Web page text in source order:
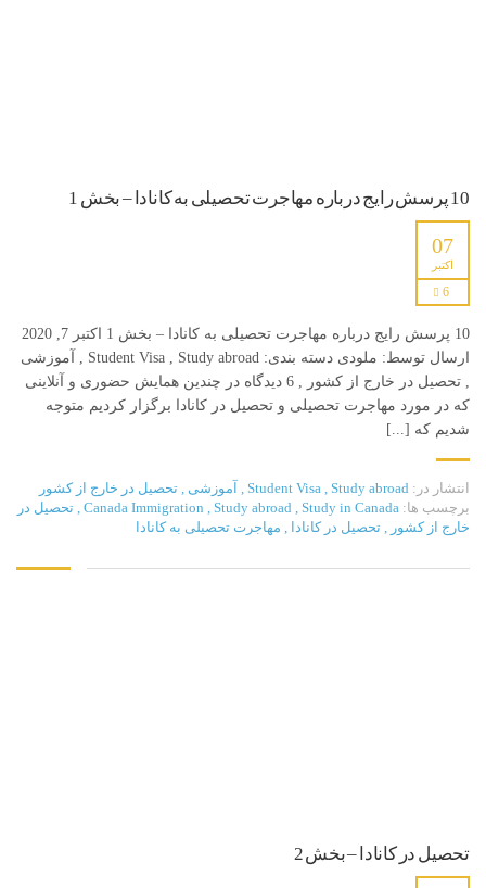
10 پرسش رایج درباره مهاجرت تحصیلی به کانادا – بخش 1
07
اکتبر
6
10 پرسش رایج درباره مهاجرت تحصیلی به کانادا – بخش 1 اکتبر 7, 2020
ارسال توسط: ملودی دسته بندی: Student Visa , Study abroad , آموزشی
, تحصیل در خارج از کشور , 6 دیدگاه در چندین همایش حضوری و آنلاینی
که در مورد مهاجرت تحصیلی و تحصیل در کانادا برگزار کردیم متوجه
شدیم که [...]
انتشار در: Student Visa , Study abroad
, آموزشی , تحصیل در خارج از کشور
برچسب ها:
Canada Immigration , Study abroad , Study in Canada
, تحصیل در
خارج از کشور , تحصیل در کانادا , مهاجرت تحصیلی به کانادا
تحصیل در کانادا – بخش 2